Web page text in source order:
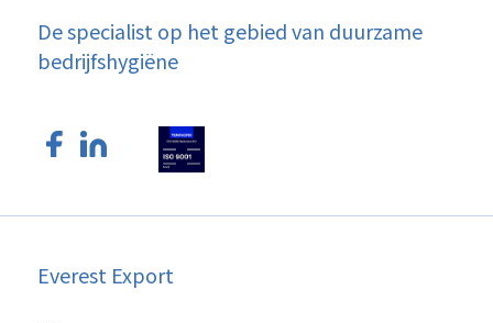
De specialist op het gebied van duurzame
bedrijfshygiëne
Everest Export